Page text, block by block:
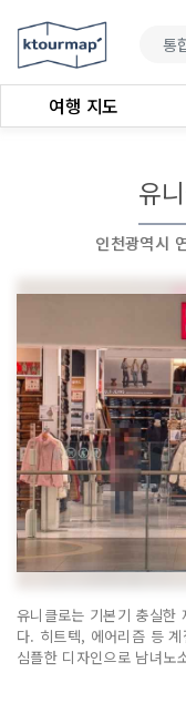
여행 지도
유
인천광역시
유니클로는 기본기 충실한
다. 히트텍, 에어리즘 등
심플한 디자인으로 남녀노